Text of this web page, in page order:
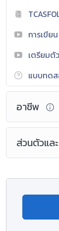
การเขีย
เตรียมตั
แบบทดส
อาชีพ
ส่วนตัวแล